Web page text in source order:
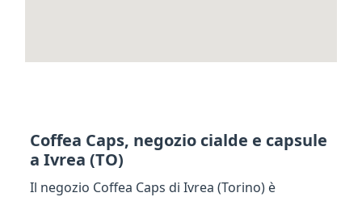
Coffea Caps, negozio cialde e capsule
a Ivrea (TO)
Il negozio Coffea Caps di Ivrea (Torino) è